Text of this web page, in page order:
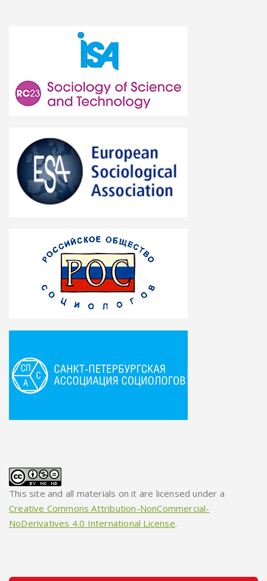
This site and all materials on it are licensed under a
Creative Commons Attribution-NonCommercial-
NoDerivatives 4.0 International License.